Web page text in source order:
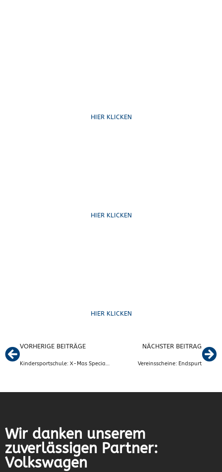
HIER KLICKEN
HIER KLICKEN
HIER KLICKEN
VORHERIGE BEITRÄGE
Kindersportschule: X-Mas Specials vom 14.12.-29.12.
NÄCHSTER BEITRAG
Vereinsscheine: Endspurt
Wir danken unserem
zuverlässigen Partner:
Volkswagen